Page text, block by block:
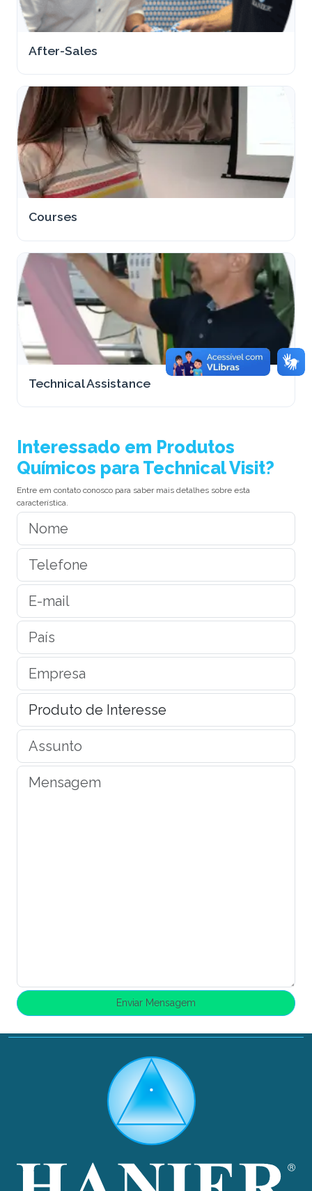
After-Sales
Courses
Technical Assistance
Interessado em Produtos
Químicos para Technical Visit?
Entre em contato conosco para saber mais detalhes sobre esta
característica.